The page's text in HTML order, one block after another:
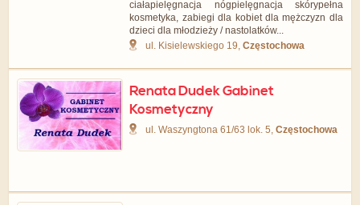
ciałapielęgnacja nógpielęgnacja skórypełna
kosmetyka, zabiegi dla kobiet dla mężczyzn dla
dzieci dla młodzieży / nastolatków...
ul. Kisielewskiego 19,Częstochowa
Renata Dudek Gabinet
Kosmetyczny
ul. Waszyngtona 61/63 lok. 5,Częstochowa